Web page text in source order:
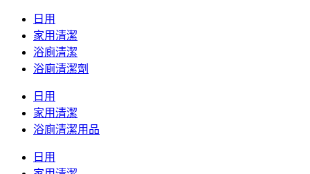
日用
家用清潔
浴廁清潔
浴廁清潔劑
日用
家用清潔
浴廁清潔用品
日用